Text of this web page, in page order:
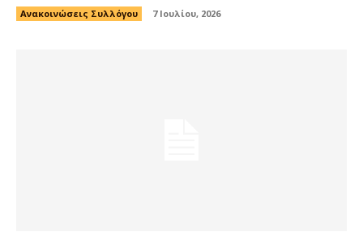
Ανακοινώσεις Συλλόγου 7 Ιουλίου, 2026